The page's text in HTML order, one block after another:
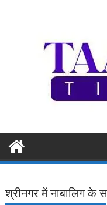
श्रीनगर में नाबालिग के